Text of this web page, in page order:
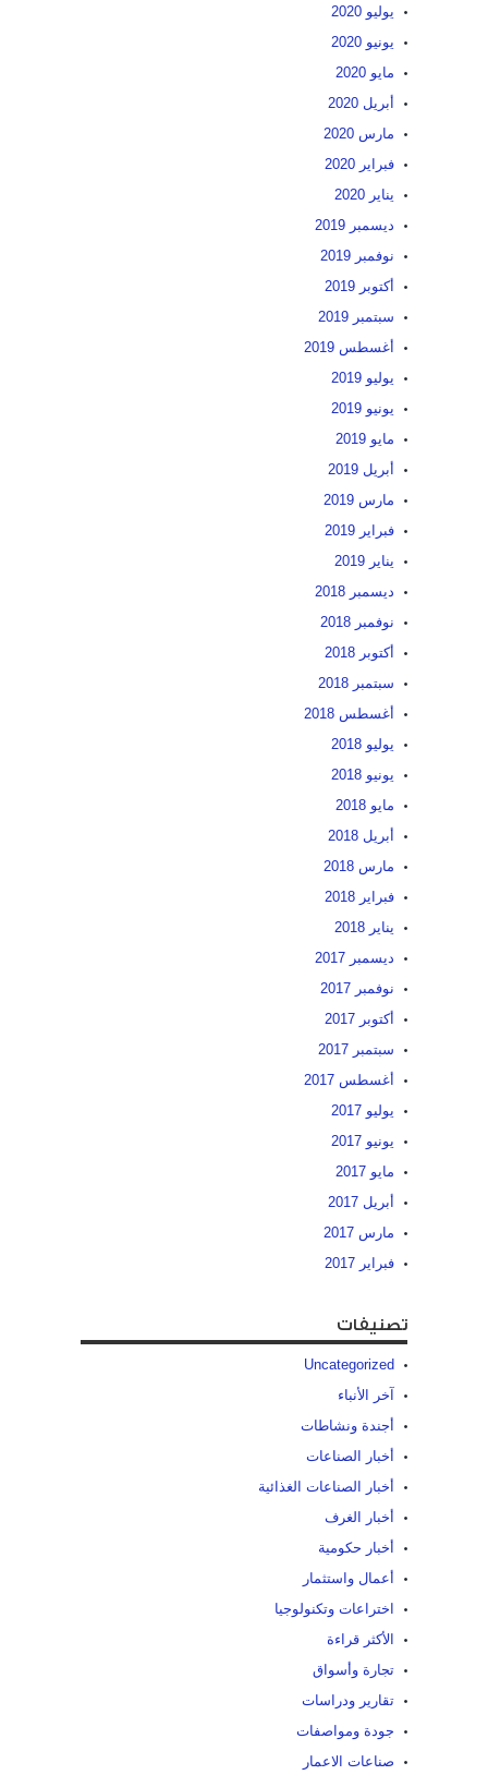
يوليو 2020
يونيو 2020
مايو 2020
أبريل 2020
مارس 2020
فبراير 2020
يناير 2020
ديسمبر 2019
نوفمبر 2019
أكتوبر 2019
سبتمبر 2019
أغسطس 2019
يوليو 2019
يونيو 2019
مايو 2019
أبريل 2019
مارس 2019
فبراير 2019
يناير 2019
ديسمبر 2018
نوفمبر 2018
أكتوبر 2018
سبتمبر 2018
أغسطس 2018
يوليو 2018
يونيو 2018
مايو 2018
أبريل 2018
مارس 2018
فبراير 2018
يناير 2018
ديسمبر 2017
نوفمبر 2017
أكتوبر 2017
سبتمبر 2017
أغسطس 2017
يوليو 2017
يونيو 2017
مايو 2017
أبريل 2017
مارس 2017
فبراير 2017
تصنيفات
Uncategorized
آخر الأنباء
أجندة ونشاطات
أخبار الصناعات
أخبار الصناعات الغذائية
أخبار الغرف
أخبار حكومية
أعمال واستثمار
اختراعات وتكنولوجيا
الأكثر قراءة
تجارة وأسواق
تقارير ودراسات
جودة ومواصفات
صناعات الاعمار